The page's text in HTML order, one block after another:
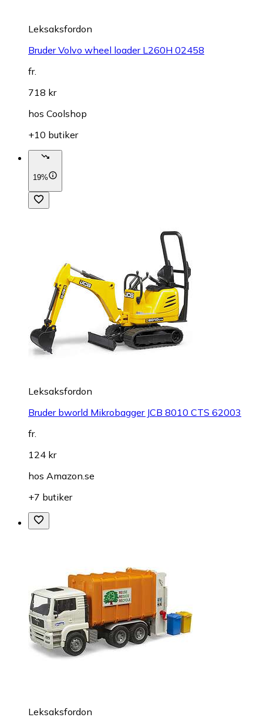
Leksaksfordon
Bruder Volvo wheel loader L260H 02458
fr.
718 kr
hos Coolshop
+10 butiker
19%
Leksaksfordon
Bruder bworld Mikrobagger JCB 8010 CTS 62003
fr.
124 kr
hos Amazon.se
+7 butiker
Leksaksfordon